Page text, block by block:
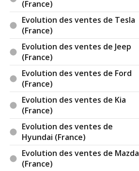
(France)
Evolution des ventes de Tesla
(France)
Evolution des ventes de Jeep
(France)
Evolution des ventes de Ford
(France)
Evolution des ventes de Kia
(France)
Evolution des ventes de
Hyundai (France)
Evolution des ventes de Mazda
(France)